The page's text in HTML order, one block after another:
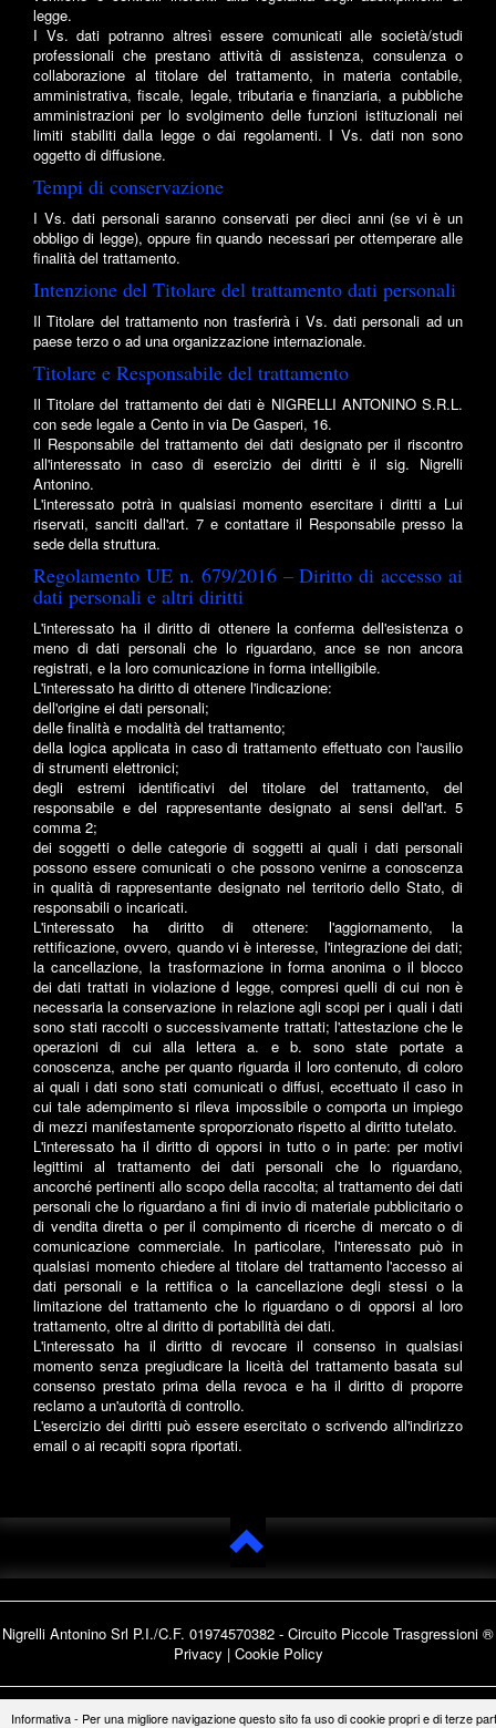
legge.
I Vs. dati potranno altresì essere comunicati alle società/studi
professionali che prestano attività di assistenza, consulenza o
collaborazione al titolare del trattamento, in materia contabile,
amministrativa, fiscale, legale, tributaria e finanziaria, a pubbliche
amministrazioni per lo svolgimento delle funzioni istituzionali nei
limiti stabiliti dalla legge o dai regolamenti. I Vs. dati non sono
oggetto di diffusione.
Tempi di conservazione
I Vs. dati personali saranno conservati per dieci anni (se vi è un
obbligo di legge), oppure fin quando necessari per ottemperare alle
finalità del trattamento.
Intenzione del Titolare del trattamento dati personali
Il Titolare del trattamento non trasferirà i Vs. dati personali ad un
paese terzo o ad una organizzazione internazionale.
Titolare e Responsabile del trattamento
Il Titolare del trattamento dei dati è NIGRELLI ANTONINO S.R.L.
con sede legale a Cento in via De Gasperi, 16.
Il Responsabile del trattamento dei dati designato per il riscontro
all'interessato in caso di esercizio dei diritti è il sig. Nigrelli
Antonino.
L'interessato potrà in qualsiasi momento esercitare i diritti a Lui
riservati, sanciti dall'art. 7 e contattare il Responsabile presso la
sede della struttura.
Regolamento UE n. 679/2016 – Diritto di accesso ai
dati personali e altri diritti
L'interessato ha il diritto di ottenere la conferma dell'esistenza o
meno di dati personali che lo riguardano, ance se non ancora
registrati, e la loro comunicazione in forma intelligibile.
L'interessato ha diritto di ottenere l'indicazione:
dell'origine ei dati personali;
delle finalità e modalità del trattamento;
della logica applicata in caso di trattamento effettuato con l'ausilio
di strumenti elettronici;
degli estremi identificativi del titolare del trattamento, del
responsabile e del rappresentante designato ai sensi dell'art. 5
comma 2;
dei soggetti o delle categorie di soggetti ai quali i dati personali
possono essere comunicati o che possono venirne a conoscenza
in qualità di rappresentante designato nel territorio dello Stato, di
responsabili o incaricati.
L'interessato ha diritto di ottenere: l'aggiornamento, la
rettificazione, ovvero, quando vi è interesse, l'integrazione dei dati;
la cancellazione, la trasformazione in forma anonima o il blocco
dei dati trattati in violazione d legge, compresi quelli di cui non è
necessaria la conservazione in relazione agli scopi per i quali i dati
sono stati raccolti o successivamente trattati; l'attestazione che le
operazioni di cui alla lettera a. e b. sono state portate a
conoscenza, anche per quanto riguarda il loro contenuto, di coloro
ai quali i dati sono stati comunicati o diffusi, eccettuato il caso in
cui tale adempimento si rileva impossibile o comporta un impiego
di mezzi manifestamente sproporzionato rispetto al diritto tutelato.
L'interessato ha il diritto di opporsi in tutto o in parte: per motivi
legittimi al trattamento dei dati personali che lo riguardano,
ancorché pertinenti allo scopo della raccolta; al trattamento dei dati
personali che lo riguardano a fini di invio di materiale pubblicitario o
di vendita diretta o per il compimento di ricerche di mercato o di
comunicazione commerciale. In particolare, l'interessato può in
qualsiasi momento chiedere al titolare del trattamento l'accesso ai
dati personali e la rettifica o la cancellazione degli stessi o la
limitazione del trattamento che lo riguardano o di opporsi al loro
trattamento, oltre al diritto di portabilità dei dati.
L'interessato ha il diritto di revocare il consenso in qualsiasi
momento senza pregiudicare la liceità del trattamento basata sul
consenso prestato prima della revoca e ha il diritto di proporre
reclamo a un'autorità di controllo.
L'esercizio dei diritti può essere esercitato o scrivendo all'indirizzo
email o ai recapiti sopra riportati.
Nigrelli Antonino Srl P.I./C.F. 01974570382 - Circuito Piccole Trasgressioni ®
Privacy | Cookie Policy
Informativa - Per una migliore navigazione questo sito fa uso di cookie propri e di terze